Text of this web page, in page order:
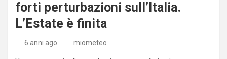
forti perturbazioni sull’Italia.
L’Estate è finita
6 anni ago miometeo